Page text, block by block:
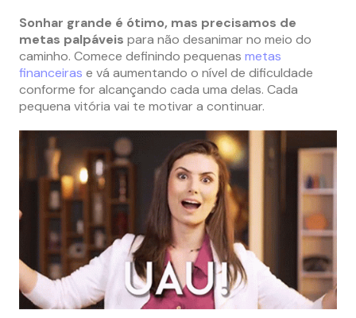
Sonhar grande é ótimo, mas precisamos de
metas palpáveis para não desanimar no meio do
caminho. Comece definindo pequenas metas
financeiras e vá aumentando o nível de dificuldade
conforme for alcançando cada uma delas. Cada
pequena vitória vai te motivar a continuar.